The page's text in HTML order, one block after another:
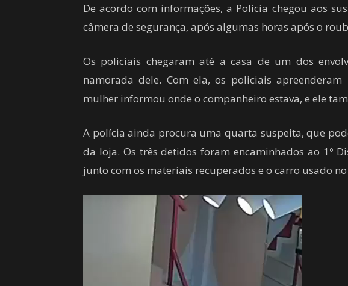
De acordo com informações, a Polícia chegou aos
câmera de segurança, após algumas horas após o
Os policiais chegaram até a casa de um dos
namorada dele. Com ela, os policiais
mulher informou onde o companheiro estava, e ele
A polícia ainda procura uma quarta suspeita, que
da loja. Os três detidos foram encaminhados ao 1º
junto com os materiais recuperados e o carro usado